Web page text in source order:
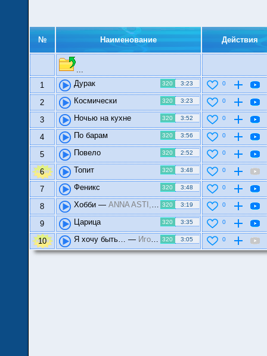
№ Наименование Действия
...
1
Дурак 320 3:23 0
2 Космически 320 3:23 0
3 Ночью на кухне 320 3:52 0
4 По барам 320 3:56 0
5 Повело 320 2:52 0
6 Топит 320 3:48 0
7 Феникс 320 3:48 0
8 Хобби — ANNA ASTI, Филипп Киркоров 320 3:19 0
9 Царица 320 3:35 0
10 Я хочу быть… — Игорь Крутой, ANNA ASTI 320 3:05 0